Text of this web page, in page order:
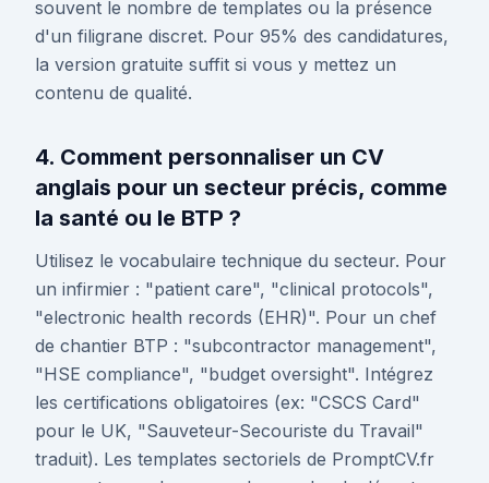
souvent le nombre de templates ou la présence
d'un filigrane discret. Pour 95% des candidatures,
la version gratuite suffit si vous y mettez un
contenu de qualité.
4. Comment personnaliser un CV
anglais pour un secteur précis, comme
la santé ou le BTP ?
Utilisez le vocabulaire technique du secteur. Pour
un infirmier : "patient care", "clinical protocols",
"electronic health records (EHR)". Pour un chef
de chantier BTP : "subcontractor management",
"HSE compliance", "budget oversight". Intégrez
les certifications obligatoires (ex: "CSCS Card"
pour le UK, "Sauveteur-Secouriste du Travail"
traduit). Les templates sectoriels de PromptCV.fr